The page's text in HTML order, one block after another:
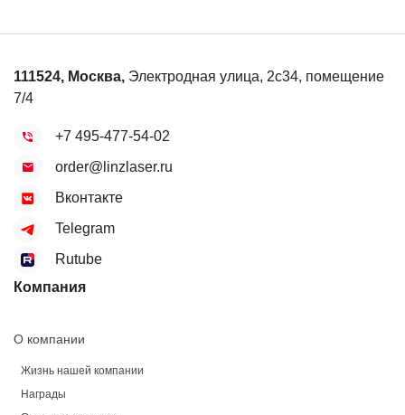
111524, Москва, Электродная улица, 2с34, помещение
7/4
+7 495-477-54-02
order@linzlaser.ru
Вконтакте
Telegram
Rutube
Компания
О компании
Жизнь нашей компании
Награды